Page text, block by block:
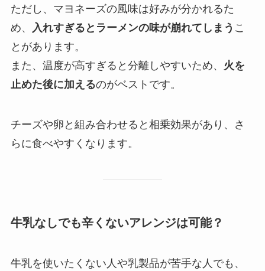
ただし、マヨネーズの風味は好みが分かれるた
め、
入れすぎるとラーメンの味が崩れてしまう こ
とがあります。
また、温度が高すぎると分離しやすいため、 火を
止めた後に加えるのがベストです。
チーズや卵と組み合わせると相乗効果があり、さ
らに食べやすくなります。
牛乳なしでも辛くないアレンジは可能？
牛乳を使いたくない人や乳製品が苦手な人でも、